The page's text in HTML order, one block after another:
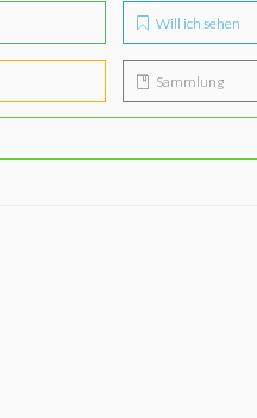
Will ich sehen
Sammlung